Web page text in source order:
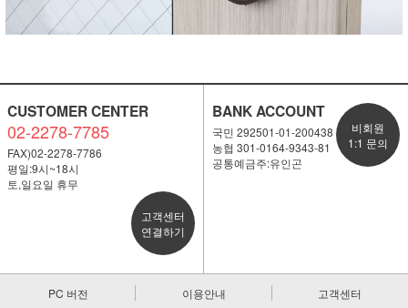
CUSTOMER CENTER
02-2278-7785
FAX)02-2278-7786
평일:9시~18시
토,일요일 휴무
고객센터
연결하기
BANK ACCOUNT
국민 292501-01-200438
농협 301-0164-9343-81
공통예금주:유인곤
비회원
1:1 문의
PC 버전 이용안내 고객센터